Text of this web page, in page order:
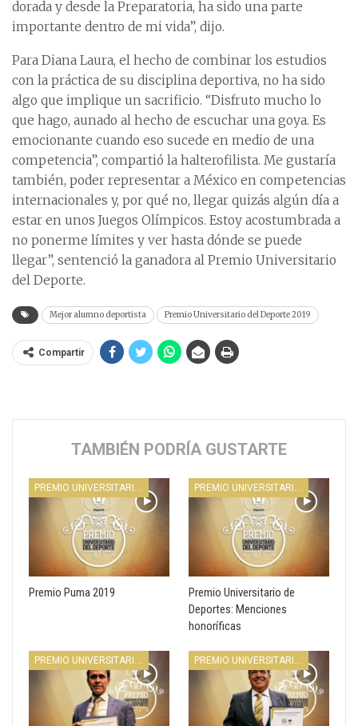
dorada y desde la Preparatoria, ha sido una parte
importante dentro de mi vida”, dijo.
Para Diana Laura, el hecho de combinar los estudios
con la práctica de su disciplina deportiva, no ha sido
algo que implique un sacrificio. “Disfruto mucho lo
que hago, aunado al hecho de escuchar una goya. Es
emocionante cuando eso sucede en medio de una
competencia”, compartió la halterofilista. Me gustaría
también, poder representar a México en competencias
internacionales y, por qué no, llegar quizás algún día a
estar en unos Juegos Olímpicos. Estoy acostumbrada a
no ponerme límites y ver hasta dónde se puede
llegar”, sentenció la ganadora al Premio Universitario
del Deporte.
Mejor alumno deportista Premio Universitario del Deporte 2019
Compartir
TAMBIÉN PODRÍA GUSTARTE
PREMIO UNIVERSITARIO DEL DEPORTE
Premio Puma 2019
PREMIO UNIVERSITARIO DEL DEPORTE
Premio Universitario de
Deportes: Menciones
honoríficas
PREMIO UNIVERSITARIO DEL DEPORTE PREMIO UNIVERSITARIO DEL DEPORTE